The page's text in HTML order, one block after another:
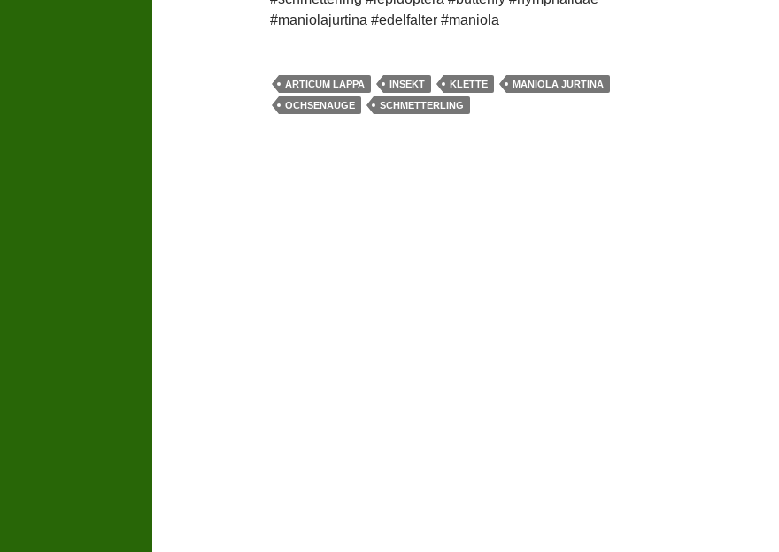
#maniolajurtina #edelfalter #maniola
ARTICUM LAPPA INSEKT KLETTE
MANIOLA JURTINA
OCHSENAUGE
SCHMETTERLING